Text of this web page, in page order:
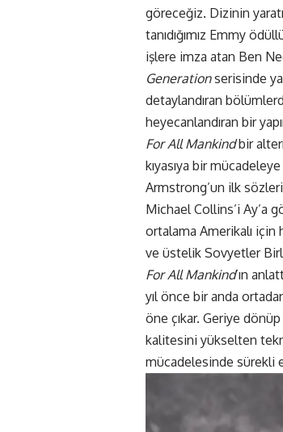
göreceğiz. Dizinin
tanıdığımız Emmy
işlere imza atan Ben
Generationserisinde
detaylandıran
heyecanlandıran bir
For All Mankindbir
kıyasıya bir
Armstrong’un ilk
Michael Collins’i Ay’a
ortalama Amerikalı için
ve üstelik Sovyetler
For All Mankind’ın
yıl önce bir anda
öne çıkar. Geriye
kalitesini yükselten
mücadelesinde sürekli